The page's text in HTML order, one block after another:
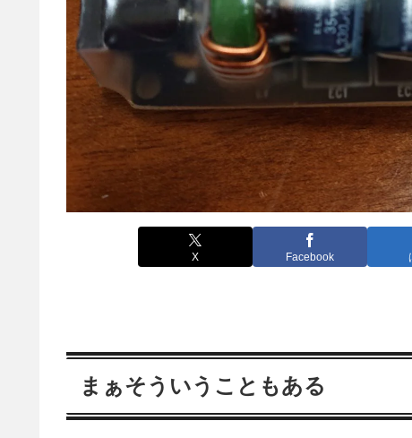
X Facebook
まぁそういうこともある